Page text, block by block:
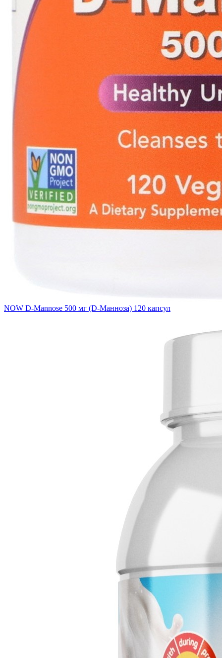
NOW D-Mannose 500 мг (D-Манноза) 120 капсул